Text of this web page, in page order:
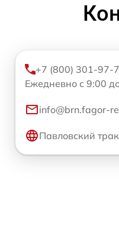
+7 (800) 301-97-
Ежедневно с 9:00
info@brn.fagor-
Павловский